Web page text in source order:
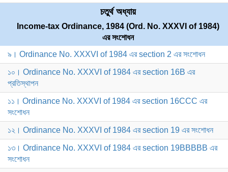
চতুর্থ অধ্যায়
Income-tax Ordinance, 1984 (Ord. No. XXXVI of 1984)
এর সংশোধন
৯। Ordinance No. XXXVI of 1984 এর section 2 এর সংশোধন
১০। Ordinance No. XXXVI of 1984 এর section 16B এর
প্রতিস্থাপন
১১। Ordinance No. XXXVI of 1984 এর section 16CCC এর
সংশোধন
১২। Ordinance No. XXXVI of 1984 এর section 19 এর সংশোধন
১৩। Ordinance No. XXXVI of 1984 এর section 19BBBBB এর
সংশোধন